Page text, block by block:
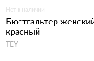
Нет в наличии
Бюстгальтер
красный
TEYI